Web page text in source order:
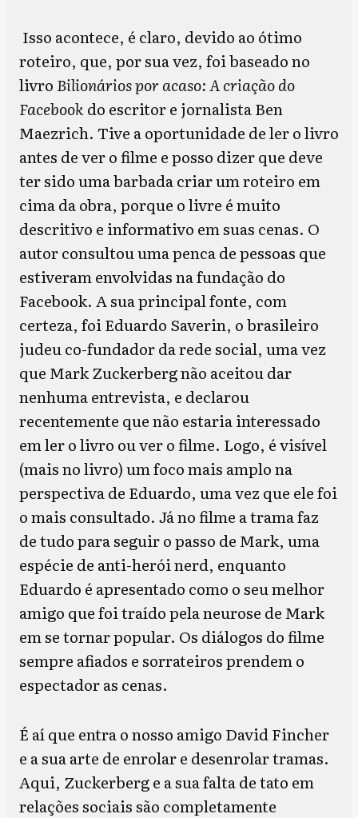
Isso acontece, é claro, devido ao ótimo
roteiro, que, por sua vez, foi baseado no
livro Bilionários por acaso: A criação do
Facebookdo escritor e jornalista Ben
Maezrich. Tive a oportunidade de ler o livro
antes de ver o filme e posso dizer que deve
ter sido uma barbada criar um roteiro em
cima da obra, porque o livre é muito
descritivo e informativo em suas cenas. O
autor consultou uma penca de pessoas que
estiveram envolvidas na fundação do
Facebook. A sua principal fonte, com
certeza, foi Eduardo Saverin, o brasileiro
judeu co-fundador da rede social, uma vez
que Mark Zuckerberg não aceitou dar
nenhuma entrevista, e declarou
recentemente que não estaria interessado
em ler o livro ou ver o filme. Logo, é visível
(mais no livro) um foco mais amplo na
perspectiva de Eduardo, uma vez que ele foi
o mais consultado. Já no filme a trama faz
de tudo para seguir o passo de Mark, uma
espécie de anti-herói nerd, enquanto
Eduardo é apresentado como o seu melhor
amigo que foi traído pela neurose de Mark
em se tornar popular. Os diálogos do filme
sempre afiados e sorrateiros prendem o
espectador as cenas.
É aí que entra o nosso amigo David Fincher
e a sua arte de enrolar e desenrolar tramas.
Aqui, Zuckerberg e a sua falta de tato em
relações sociais são completamente